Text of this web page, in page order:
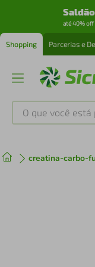
até 40% off
Shopping Parcerias e
O que você está
creatina-carbo-